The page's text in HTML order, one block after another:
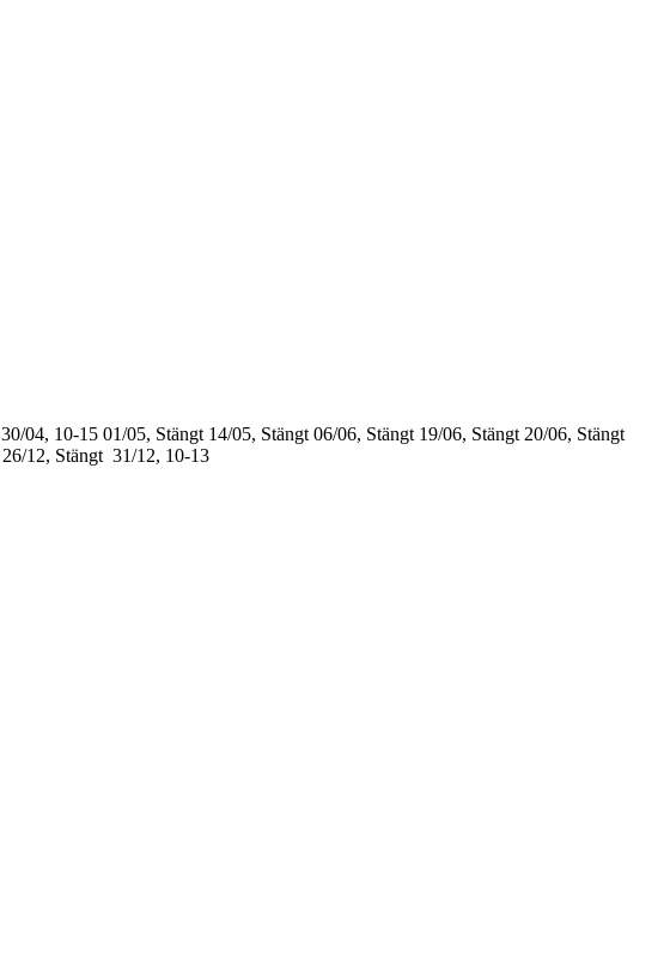
30/04, 10-15 01/05, Stängt 14/05, Stängt 06/06, Stängt 19/06, Stängt 20/06, Stängt
26/12, Stängt 31/12, 10-13